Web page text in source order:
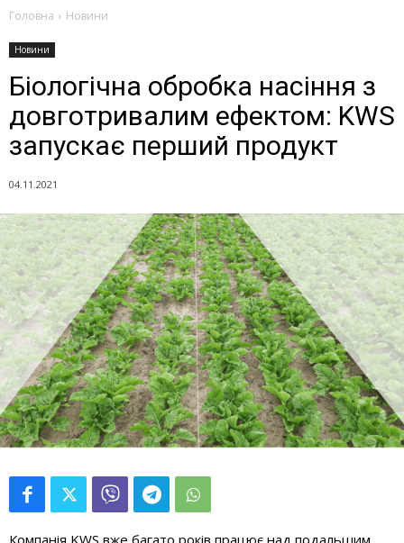
Головна Новини
Новини
Біологічна обробка насіння з
довготривалим ефектом: KWS
запускає перший продукт
04.11.2021